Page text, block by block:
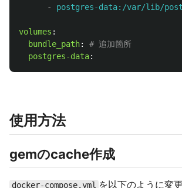
-
postgres-data:/var/lib/
volumes :
bundle_path:
# 追加箇所
postgres-data:
使用方法
gemのcache作成
docker-compose.yml を以下のように変